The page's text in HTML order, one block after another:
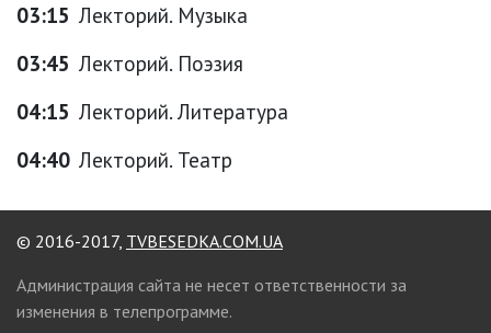
03:15 Лекторий. Музыка
03:45 Лекторий. Поэзия
04:15 Лекторий. Литература
04:40 Лекторий. Театр
© 2016-2017, TVBESEDKA.COM.UA
Администрация сайта не несет ответственности за
изменения в телепрограмме.